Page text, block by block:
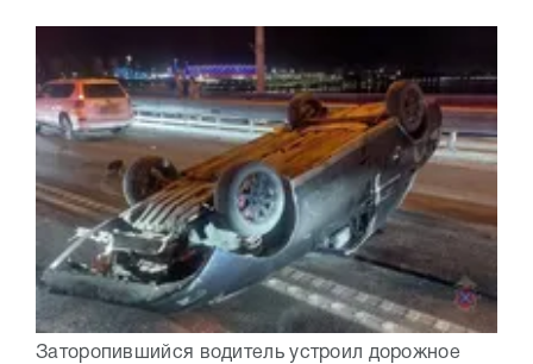
Заторопившийся водитель устроил дорожное